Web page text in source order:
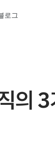
로그
의